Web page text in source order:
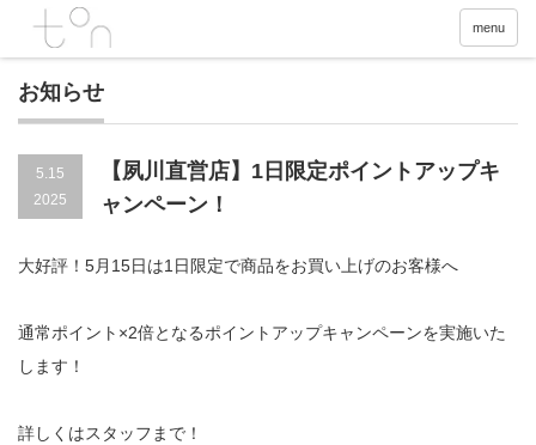
menu
お知らせ
5.15
2025
【夙川直営店】1日限定ポイントアップキ
ャンペーン！
大好評！5月15日は1日限定で商品をお買い上げのお客様へ
通常ポイント×2倍となるポイントアップキャンペーンを実施いた
します！
詳しくはスタッフまで！